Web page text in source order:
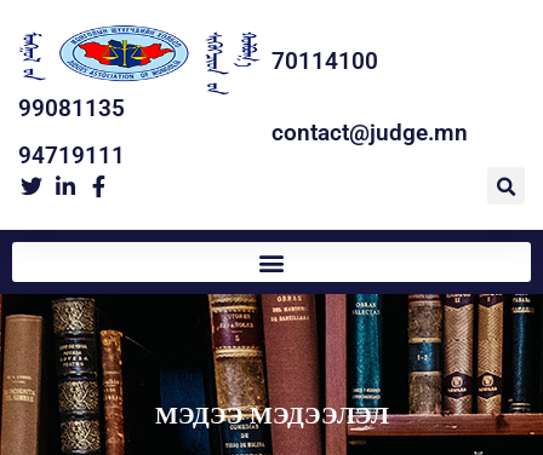
70114100
99081135
94719111
contact@judge.mn
МЭДЭЭ МЭДЭЭЛЭЛ